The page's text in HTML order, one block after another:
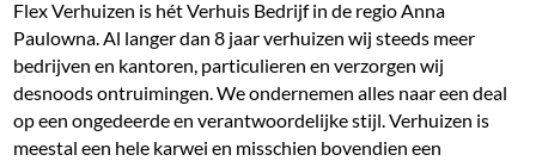
Flex Verhuizen is hét Verhuis Bedrijf in de regio Anna
Paulowna. Al langer dan 8 jaar verhuizen wij steeds meer
bedrijven en kantoren, particulieren en verzorgen wij
desnoods ontruimingen. We ondernemen alles naar een deal
op een ongedeerde en verantwoordelijke stijl. Verhuizen is
meestal een hele karwei en misschien bovendien een